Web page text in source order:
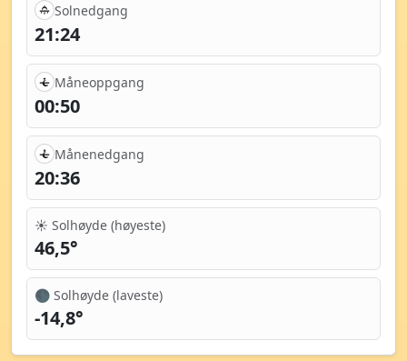
Solnedgang
21:24
Måneoppgang
00:50
Månenedgang
20:36
☀️ Solhøyde (høyeste)
46,5°
🌑 Solhøyde (laveste)
-14,8°